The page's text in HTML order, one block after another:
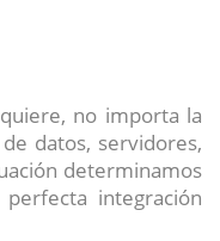
no importa la
datos, servidores,
determinamos
integración